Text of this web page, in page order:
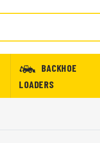
BACKHOE
LOADERS